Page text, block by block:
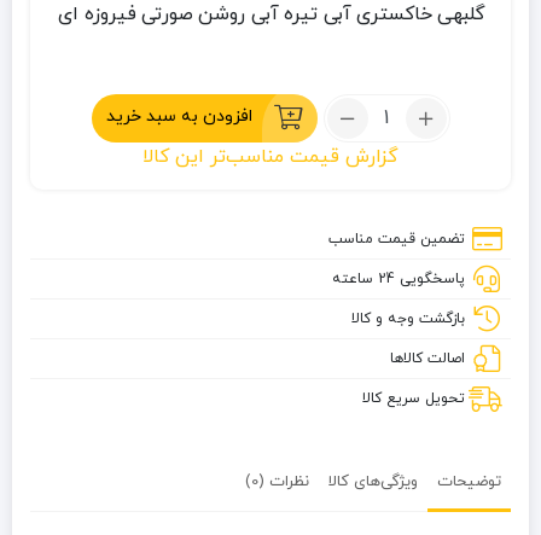
گلبهی خاکستری آبی تیره آبی روشن صورتی فیروزه ای
تعداد:
مشتی
افزودن به سبد خرید
گزارش قیمت مناسب‌تر این کالا
تضمین قیمت مناسب
پاسخگویی 24 ساعته
بازگشت وجه و کالا
اصالت کالاها
تحویل سریع کالا
توضیحات ویژگی‌های کالا نظرات (0)